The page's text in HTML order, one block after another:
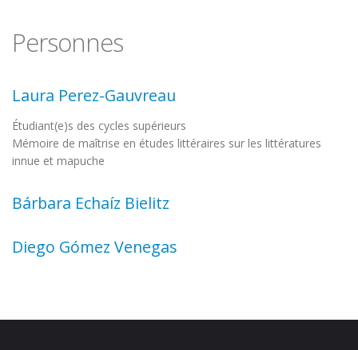
Personnes
Laura Perez-Gauvreau
Étudiant(e)s des cycles supérieurs
Mémoire de maîtrise en études littéraires sur les littératures
innue et mapuche
Bárbara Echaíz Bielitz
Diego Gómez Venegas